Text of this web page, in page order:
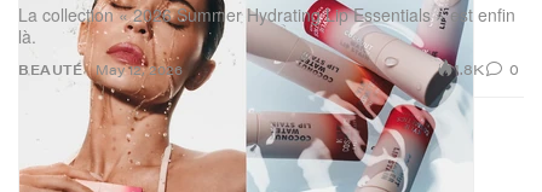
BEAUTÉ
La collection « 2026 Summer Hydrating Lip Essentials » est enfin
là.
May 12, 2026 1.8K 0